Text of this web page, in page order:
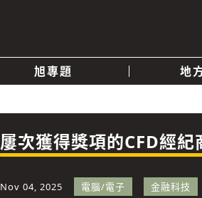
旭專題 地
快速連結
政治
屢次獲得獎項的CFD經
Nov 04, 2025 電腦/電子 金融科技